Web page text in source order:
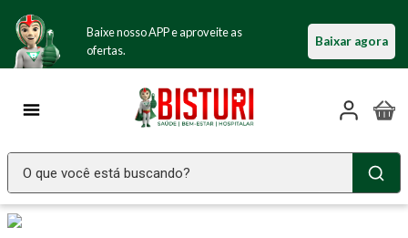
Baixe nosso APP e aproveite as
ofertas.
Baixar agora
O que você está buscando?